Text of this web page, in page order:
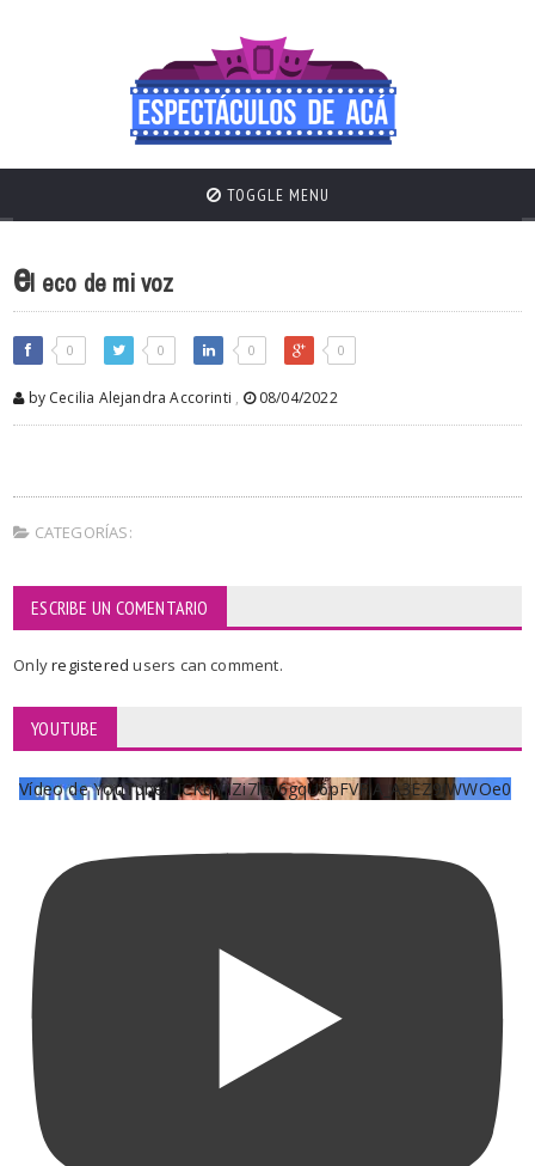
TOGGLE MENU
el eco de mi voz
0 0 0 0
by Cecilia Alejandra Accorinti , 08/04/2022
CATEGORÍAS:
ESCRIBE UN COMENTARIO
Onlyregisteredusers can comment.
YOUTUBE
Vídeo de YouTube UCKqYjiZi7lzy6gqU6pFVFiA_A3EZ9JWWOe0